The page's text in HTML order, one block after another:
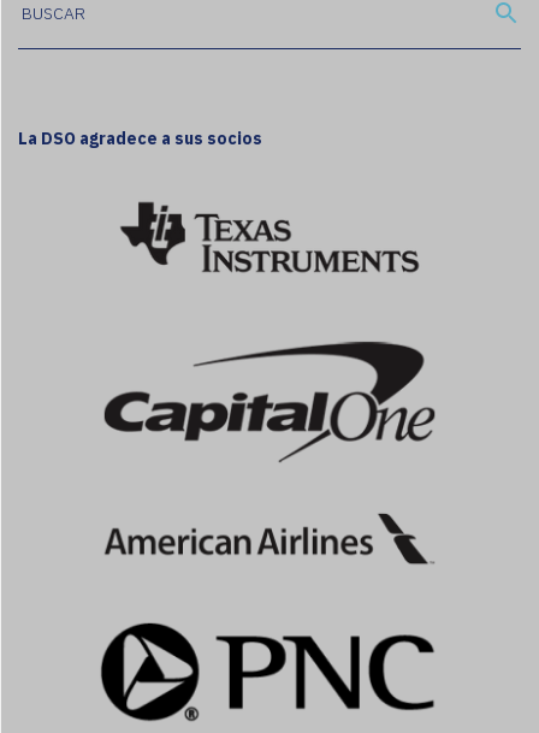
La DSO agradece a sus socios